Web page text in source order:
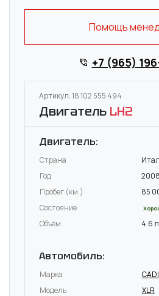
Помощь
+7 (965)
Артикул: 18 102 555 494
Двигатель LH2
Двигатель:
Страна
Год
2008
Пробег (км.)
85
Состояние
Объём 4.6
Автомобиль:
Марка
Модель
XLR